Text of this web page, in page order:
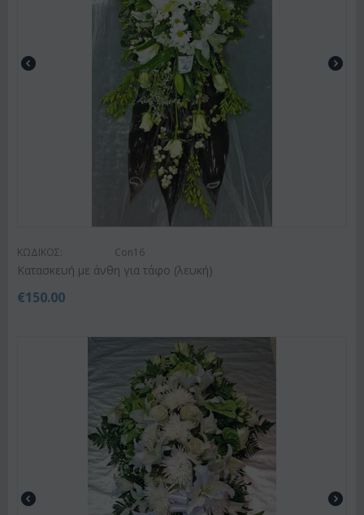
ΚΩΔΙΚΟΣ: Con16
Κατασκευή με άνθη για τάφο (λευκή)
€150.00